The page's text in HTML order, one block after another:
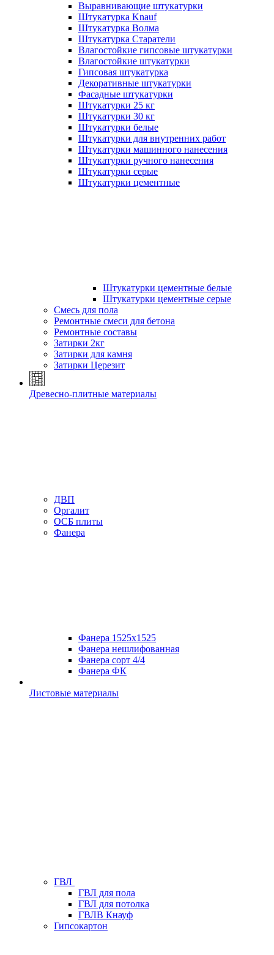
Выравнивающие штукатурки
Штукатурка Knauf
Штукатурка Волма
Штукатурка Старатели
Влагостойкие гипсовые штукатурки
Влагостойкие штукатурки
Гипсовая штукатурка
Декоративные штукатурки
Фасадные штукатурки
Штукатурки 25 кг
Штукатурки 30 кг
Штукатурки белые
Штукатурки для внутренних работ
Штукатурки машинного нанесения
Штукатурки ручного нанесения
Штукатурки серые
Штукатурки цементные
Штукатурки цементные белые
Штукатурки цементные серые
Смесь для пола
Ремонтные смеси для бетона
Ремонтные составы
Затирки 2кг
Затирки для камня
Затирки Церезит
Древесно-плитные материалы
ДВП
Оргалит
ОСБ плиты
Фанера
Фанера 1525х1525
Фанера нешлифованная
Фанера сорт 4/4
Фанера ФК
Листовые материалы
ГВЛ
ГВЛ для пола
ГВЛ для потолка
ГВЛВ Кнауф
Гипсокартон